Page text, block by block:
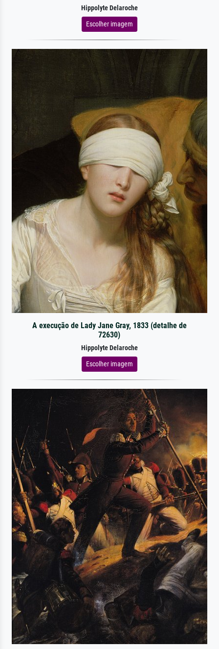
Hippolyte Delaroche
Escolher imagem
A execução de Lady Jane Gray, 1833 (detalhe de
72630)
Hippolyte Delaroche
Escolher imagem